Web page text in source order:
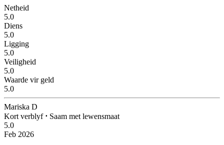
Netheid
5.0
Diens
5.0
Ligging
5.0
Veiligheid
5.0
Waarde vir geld
5.0
Mariska D
Kort verblyf ⋅ Saam met lewensmaat
5.0
Feb 2026